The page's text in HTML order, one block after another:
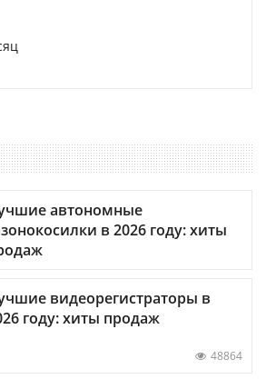
автономные
в 2026 году: хиты
видеорегистраторы в
году: хиты продаж
48864